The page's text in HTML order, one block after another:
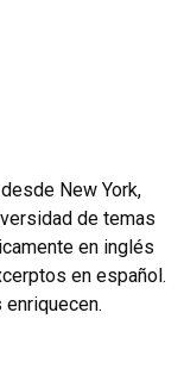
New York,
de temas
en inglés
en español.